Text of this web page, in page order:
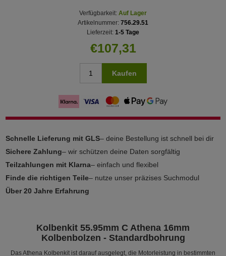
Verfügbarkeit: Auf Lager
Artikelnummer: 756.29.51
Lieferzeit: 1-5 Tage
€107,31
Kaufen
Schnelle Lieferung mit GLS– deine Bestellung ist schnell bei dir
Sichere Zahlung– wir schützen deine Daten sorgfältig
Teilzahlungen mit Klarna– einfach und flexibel
Finde die richtigen Teile– nutze unser präzises Suchmodul
Über 20 Jahre Erfahrung
Kolbenkit 55.95mm C Athena 16mm
Kolbenbolzen - Standardbohrung
Das Athena Kolbenkit ist darauf ausgelegt, die Motorleistung in bestimmten